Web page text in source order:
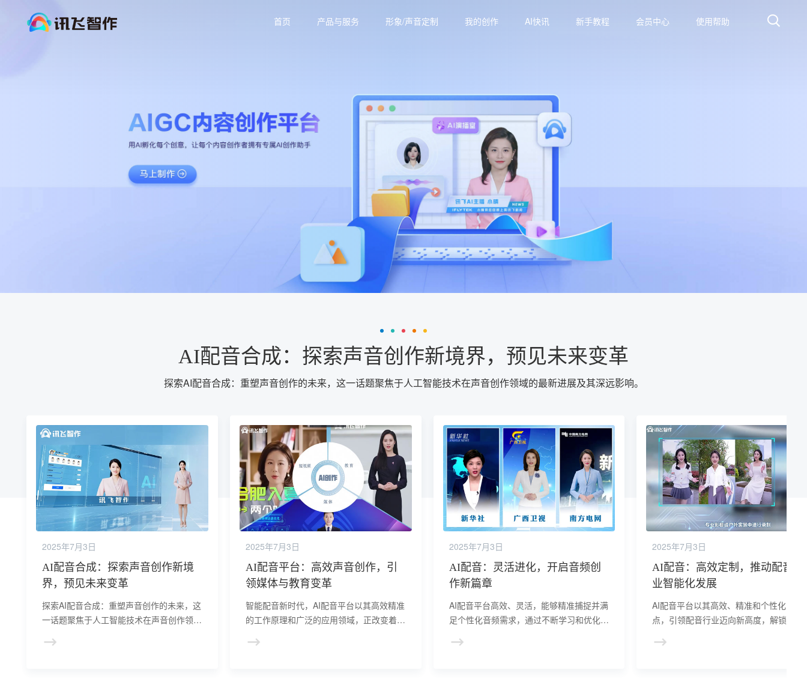
首页 产品与服务 形象/声音定制 我的创作 AI快讯 新手教程 会员中心 使用帮助
AI配音合成：探索声音创作新境界，预见未来变革
探索AI配音合成：重塑声音创作的未来，这一话题聚焦于人工智能技术在声音创作领域的最新进展及其深远影响。
2025年7月3日
AI配音合成：探索声音创作新境
界，预见未来变革
探索AI配音合成：重塑声音创作的未来，这
一话题聚焦于人工智能技术在声音创作领域
2025年7月3日
AI配音平台：高效声音创作，引
领媒体与教育变革
智能配音新时代，AI配音平台以其高效精准
的工作原理和广泛的应用领域，正改变着声
等领域提供更多便利。
2025年7月3日
AI配音：灵活进化，开启音频创
作新篇章
AI配音平台高效、灵活，能够精准捕捉并满
足个性化音频需求，通过不断学习和优化，
2025年7月3日
AI配音：高效定制，推动配音行
业智能化发展
AI配音平台以其高效、精准和个性化的特
点，引领配音行业迈向新高度，解锁声音